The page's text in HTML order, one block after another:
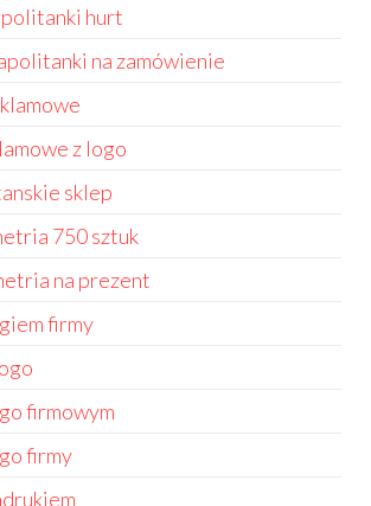
hurt
na zamówienie
z logo
sklep
750 sztuk
na prezent
firmy
firmowym
firmy